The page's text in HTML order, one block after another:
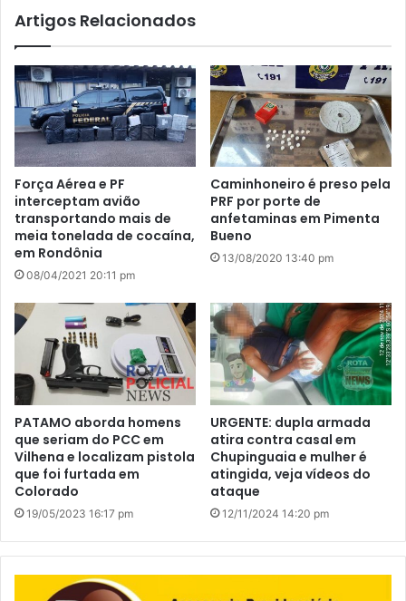
Artigos Relacionados
Força Aérea e PF
interceptam avião
transportando mais de
meia tonelada de cocaína,
em Rondônia
08/04/2021 20:11 pm
Caminhoneiro é preso pela
PRF por porte de
anfetaminas em Pimenta
Bueno
13/08/2020 13:40 pm
PATAMO aborda homens
que seriam do PCC em
Vilhena e localizam pistola
que foi furtada em
Colorado
19/05/2023 16:17 pm
URGENTE: dupla armada
atira contra casal em
Chupinguaia e mulher é
atingida, veja vídeos do
ataque
12/11/2024 14:20 pm